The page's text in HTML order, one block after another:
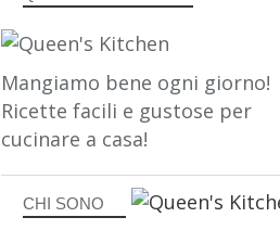
Mangiamo bene ogni giorno!
Ricette facili e gustose per
cucinare a casa!
CHI SONO